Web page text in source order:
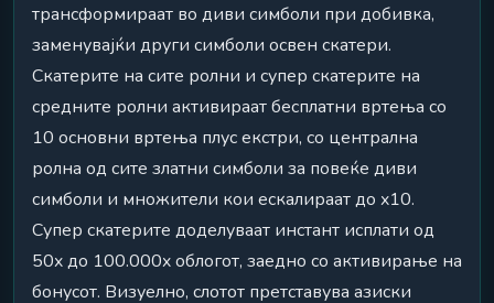
трансформираат во диви симболи при добивка,
заменувајќи други симболи освен скатери.
Скатерите на сите ролни и супер скатерите на
средните ролни активираат бесплатни вртења со
10 основни вртења плус екстри, со централна
ролна од сите златни симболи за повеќе диви
симболи и множители кои ескалираат до x10.
Супер скатерите доделуваат инстант исплати од
50x до 100.000x облогот, заедно со активирање на
бонусот. Визуелно, слотот претставува азиски